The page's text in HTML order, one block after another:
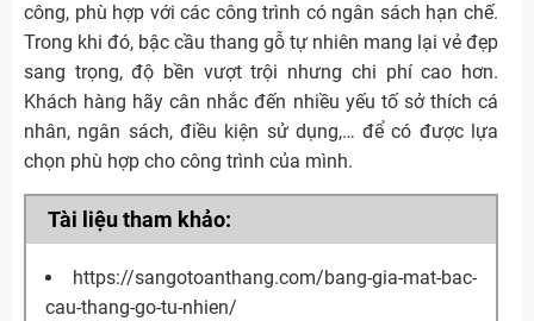
công, phù hợp với các công trình có ngân sách hạn chế.
Trong khi đó, bậc cầu thang gỗ tự nhiên mang lại vẻ đẹp
sang trọng, độ bền vượt trội nhưng chi phí cao hơn.
Khách hàng hãy cân nhắc đến nhiều yếu tố sở thích cá
nhân, ngân sách, điều kiện sử dụng,… để có được lựa
chọn phù hợp cho công trình của mình.
Tài liệu tham khảo:
https://sangotoanthang.com/bang-gia-mat-bac-
cau-thang-go-tu-nhien/